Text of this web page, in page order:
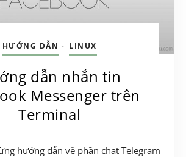
HƯỚNG DẪN • LINUX
dẫn nhắn tin
Messenger trên
Terminal
hướng dẫn về phần chat Telegram